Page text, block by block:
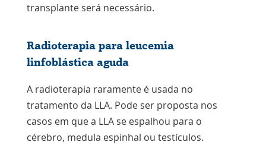
transplante será necessário.
Radioterapia para leucemia
linfoblástica aguda
A radioterapia raramente é usada no
tratamento da LLA. Pode ser proposta nos
casos em que a LLA se espalhou para o
cérebro, medula espinhal ou testículos.